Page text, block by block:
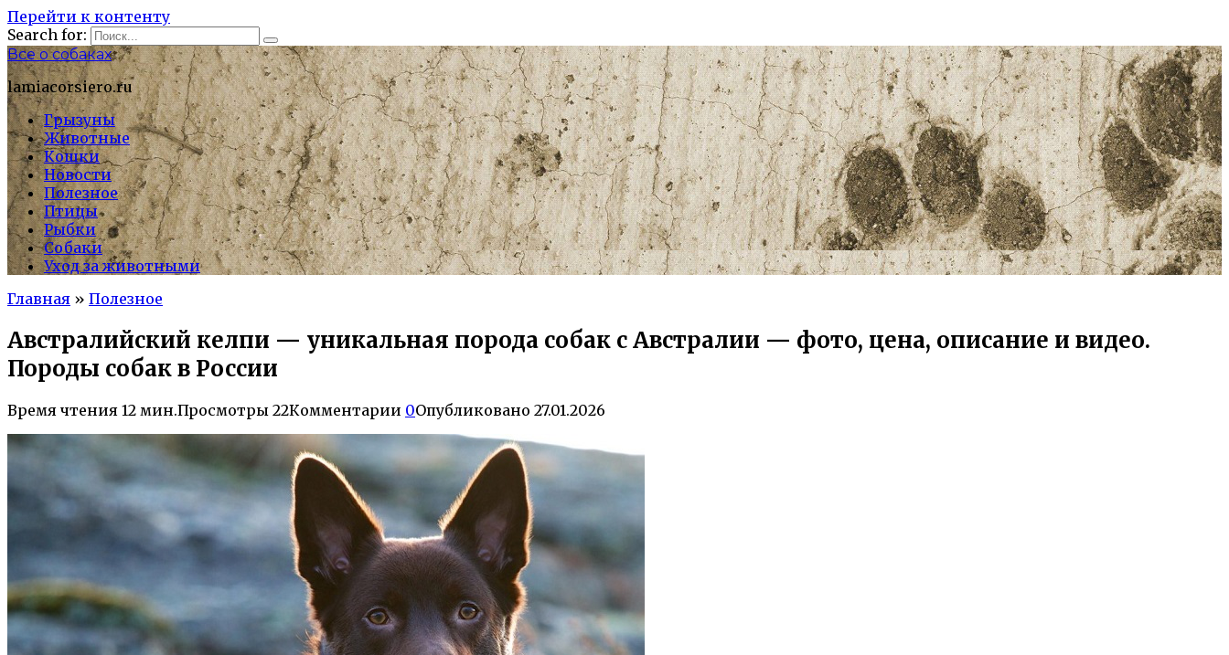
Перейти к контенту
Search for:
Все о собаках
lamiacorsiero.ru
Грызуны
Животные
Кошки
Новости
Полезное
Птицы
Рыбки
Собаки
Уход за животными
Главная » Полезное
Австралийский келпи — уникальная порода собак с Австралии — фото, цена, описание и видео.
Породы собак в России
Время чтения 12 мин.Просмотры 22Комментарии 0Опубликовано 27.01.2026